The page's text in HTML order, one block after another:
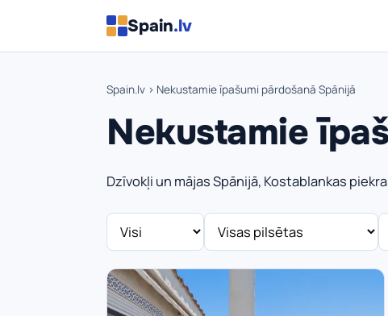
Spain.lv
Spain.lv › Nekustamie īpašumi pārdošanā Spānijā
Nekustamie
Dzīvokļi un mājas Spānijā, Kostablankas